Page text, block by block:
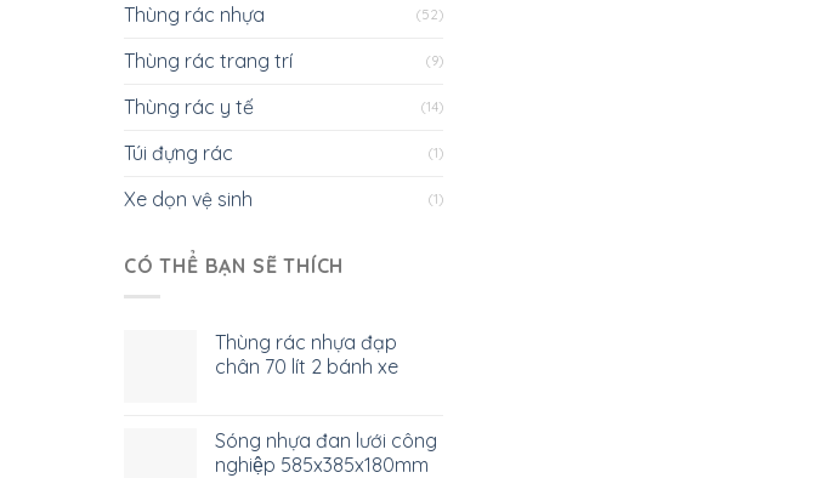
Thùng rác nhựa (52)
Thùng rác trang trí (9)
Thùng rác y tế (14)
Túi đựng rác (1)
Xe dọn vệ sinh (1)
CÓ THỂ BẠN SẼ THÍCH
Thùng rác nhựa đạp
chân 70 lít 2 bánh xe
Sóng nhựa đan lưới công
nghiệp 585x385x180mm